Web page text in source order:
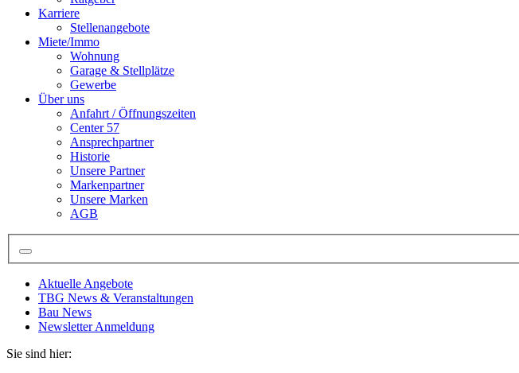
Karriere
Stellenangebote
Miete/Immo
Wohnung
Garage & Stellplätze
Gewerbe
Über uns
Anfahrt / Öffnungszeiten
Center 57
Ansprechpartner
Historie
Unsere Partner
Markenpartner
Unsere Marken
AGB
Aktuelle Angebote
TBG News & Veranstaltungen
Bau News
Newsletter Anmeldung
Sie sind hier: